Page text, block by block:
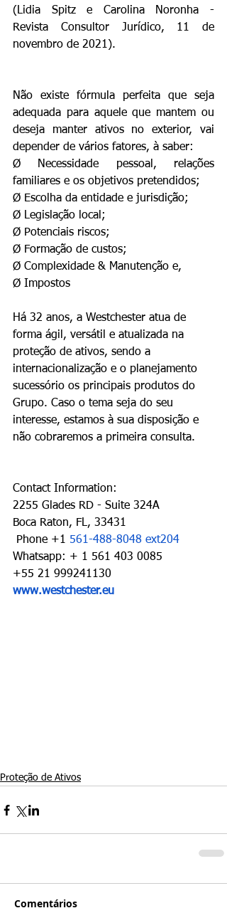
(Lidia Spitz e Carolina Noronha -
Revista Consultor Jurídico, 11 de
novembro de 2021).
Não existe fórmula perfeita que seja
adequada para aquele que mantem ou
deseja manter ativos no exterior, vai
depender de vários fatores, à saber:
Ø Necessidade pessoal, relações
familiares e os objetivos pretendidos;
Ø Escolha da entidade e jurisdição;
Ø Legislação local;
Ø Potenciais riscos;
Ø Formação de custos;
Ø Complexidade & Manutenção e,
Ø Impostos
Há 32 anos, a Westchester atua de
forma ágil, versátil e atualizada na
proteção de ativos, sendo a
internacionalização e o planejamento
sucessório os principais produtos do
Grupo. Caso o tema seja do seu
interesse, estamos à sua disposição e
não cobraremos a primeira consulta.
Contact Information:
2255 Glades RD - Suite 324A
Boca Raton, FL, 33431
Phone +1 561-488-8048 ext204
Whatsapp: + 1 561 403 0085
+55 21 999241130
www.westchester.eu
Proteção de Ativos
Comentários